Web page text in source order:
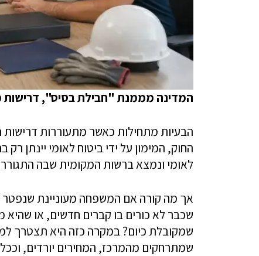
המדינה מממנת "חבילת בסיס", דרישות
הבעיות מתחילות כאשר מתעוררות
החוק, המימון על ידי ביטוח לאומי יינתן
לאומי ונמצא ברשות המקומית שבה
אך מה קורה אם המשפחה מעוניינת שנפטר
שכבר לא כורים בו קברים חדשים, או שהיא
שמקובלת כיום? במקרה כזה היא תצטרך
שמתרחקים מהמרכז, המחירים יורדים,